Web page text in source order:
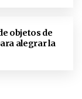
objetos de
alegrar la